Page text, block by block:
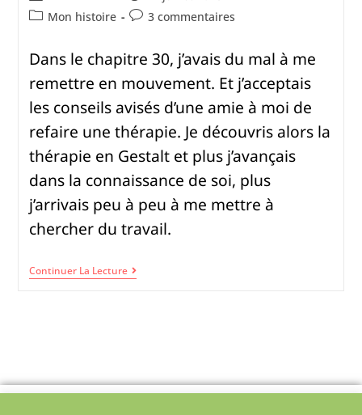
Mon histoire
3 commentaires
Dans le chapitre 30, j’avais du mal à me
remettre en mouvement. Et j’acceptais
les conseils avisés d’une amie à moi de
refaire une thérapie. Je découvris alors la
thérapie en Gestalt et plus j’avançais
dans la connaissance de soi, plus
j’arrivais peu à peu à me mettre à
chercher du travail.
Continuer La Lecture